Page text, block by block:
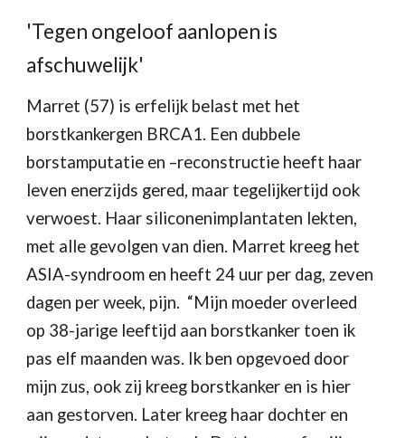
'Tegen ongeloof aanlopen is
afschuwelijk'
Marret (57) is erfelijk belast met het
borstkankergen BRCA1. Een dubbele
borstamputatie en –reconstructie heeft haar
leven enerzijds gered, maar tegelijkertijd ook
verwoest. Haar siliconenimplantaten lekten,
met alle gevolgen van dien. Marret kreeg het
ASIA-syndroom en heeft 24 uur per dag, zeven
dagen per week, pijn.  “Mijn moeder overleed
op 38-jarige leeftijd aan borstkanker toen ik
pas elf maanden was. Ik ben opgevoed door
mijn zus, ook zij kreeg borstkanker en is hier
aan gestorven. Later kreeg haar dochter en